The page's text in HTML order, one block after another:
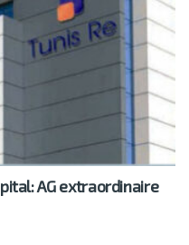
AG extraordinaire